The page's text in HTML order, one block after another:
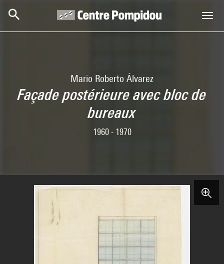
Mario Roberto Álvarez
Façade postérieure avec bloc de
bureaux
1960 - 1970